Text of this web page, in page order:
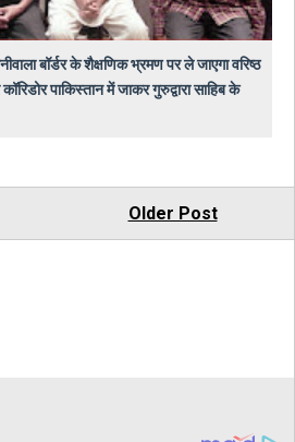
बॉर्डर के शैक्षणिक भ्रमण पर ले जाएगा वरिष्ठ
पाकिस्तान में जाकर गुरुद्वारा साहिब के
Older Post